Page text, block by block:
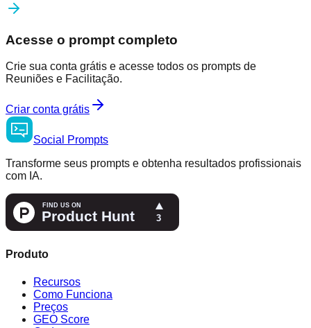
Acesse o prompt completo
Crie sua conta grátis e acesse todos os prompts de
Reuniões e Facilitação.
Criar conta grátis
Social
Prompts
Transforme seus prompts e obtenha resultados profissionais
com IA.
Produto
Recursos
Como Funciona
Preços
GEO Score